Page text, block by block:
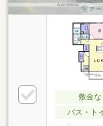
敷金な
バス・ト